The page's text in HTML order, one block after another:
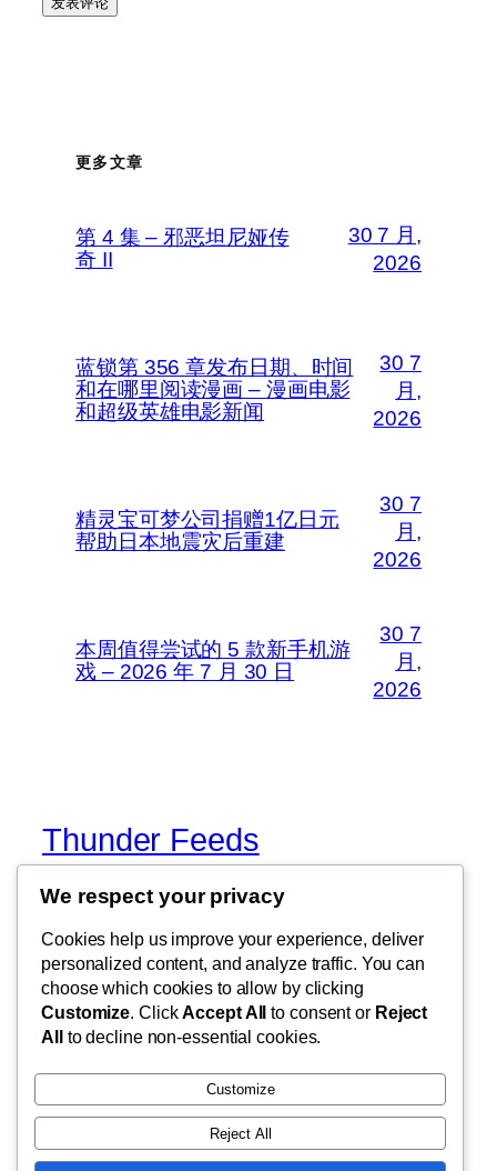
更多文章
第 4 集 – 邪恶坦尼娅传
奇 II
30 7 月,
2026
蓝锁第 356 章发布日期、时间
和在哪里阅读漫画 – 漫画电影
和超级英雄电影新闻
30 7
月,
2026
精灵宝可梦公司捐赠1亿日元
帮助日本地震灾后重建
30 7
月,
2026
本周值得尝试的 5 款新手机游
戏 – 2026 年 7 月 30 日
30 7
月,
2026
Thunder Feeds
你最喜欢的电子游戏和攻略杂志
博客
关于
事件
商店
主题
We respect your privacy
Cookies help us improve your experience, deliver
personalized content, and analyze traffic. You can
choose which cookies to allow by clicking
Customize. ClickAccept All to consent or Reject
All
to decline non-essential cookies.
Customize
Reject All